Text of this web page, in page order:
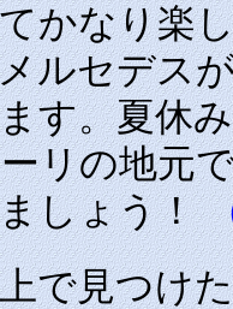
かなり楽
ルセデス
す。夏休
リの地元
しょう！
で見つけ